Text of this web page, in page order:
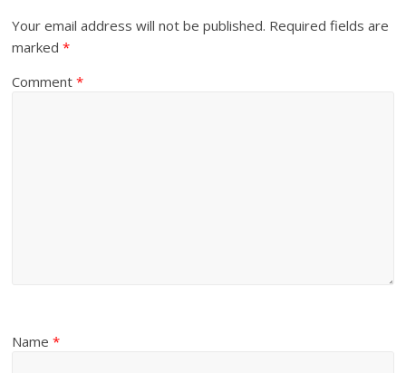
Your email address will not be published. Required fields are
marked*
Comment*
Name*